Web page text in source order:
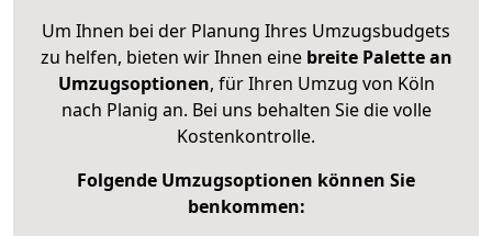
Um Ihnen bei der Planung Ihres Umzugsbudgets
zu helfen, bieten wir Ihnen eine breite Palette an
Umzugsoptionen, für Ihren Umzug von Köln
nach Planig an. Bei uns behalten Sie die volle
Kostenkontrolle.
Folgende Umzugsoptionen können Sie
benkommen: